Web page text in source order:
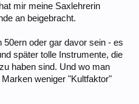
mir meine Saxlehrerin
an beigebracht.
oder gar davor sein - es
später tolle Instrumente, die
haben sind. Und wo man
weniger "Kultfaktor"